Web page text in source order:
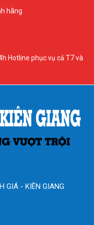
hãng
Hotline phục vụ cả T7 và
GIÁ - KIÊN GIANG